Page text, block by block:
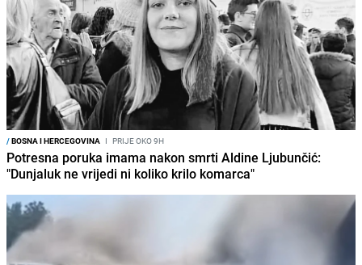
/BOSNA I HERCEGOVINA I PRIJE OKO 9H
Potresna poruka imama nakon smrti Aldine Ljubunčić:
"Dunjaluk ne vrijedi ni koliko krilo komarca"